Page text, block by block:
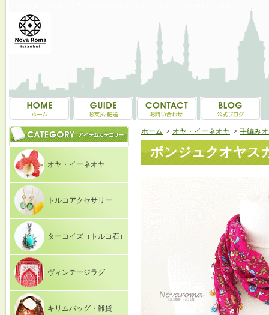
オヤ・イーネオヤ
トルコアクセサリー
ターコイズ（トルコ石）
ヴィンテージラグ
キリムバッグ・雑貨
ホーム > オヤ・イーネオヤ > 手編み
ボンジュクオヤス